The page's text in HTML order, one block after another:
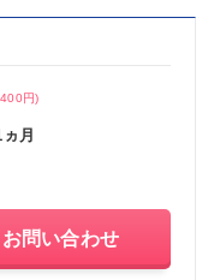
円)
月
お問い合わせ